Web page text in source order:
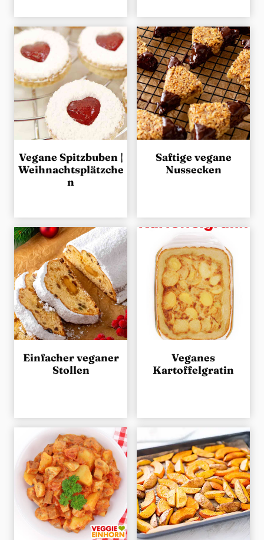
Vegane Spitzbuben |
Weihnachtsplätzche
n
Saftige vegane
Nussecken
Einfacher veganer
Stollen
Veganes
Kartoffelgratin